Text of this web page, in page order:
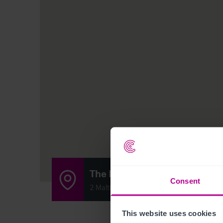
Consent
This website uses cookies
The Layer Fox
2 Malting Green Road, Layer-de-la-Haye,